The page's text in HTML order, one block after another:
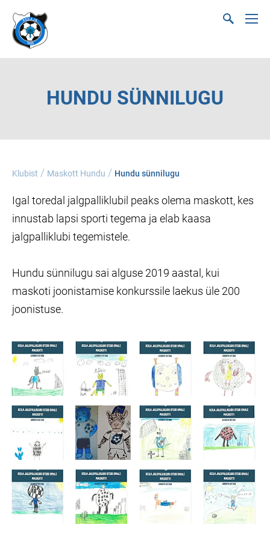
HUNDU SÜNNILUGU
Klubist / Maskott Hundu / Hundu sünnilugu
Igal toredal jalgpalliklubil peaks olema maskott, kes
innustab lapsi sporti tegema ja elab kaasa
jalgpalliklubi tegemistele.
Hundu sünnilugu sai alguse 2019 aastal, kui
maskoti joonistamise konkurssile laekus üle 200
joonistuse.